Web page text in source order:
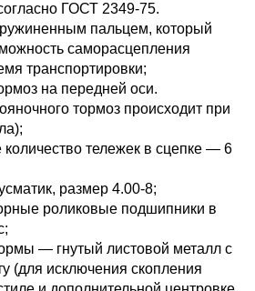
ГОСТ 2349-75.
пальцем, который
саморасцепления
транспортировки;
на передней оси.
тормоз происходит при
тележек в сцепке — 6
размер 4.00-8;
роликовые подшипники в
— гнутый листовой металл с
(для исключения скопления